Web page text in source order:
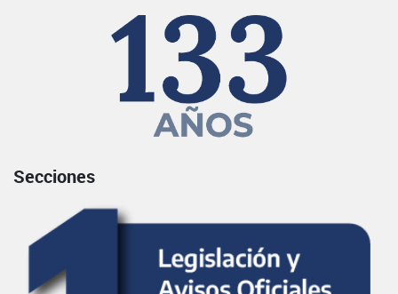
Secciones